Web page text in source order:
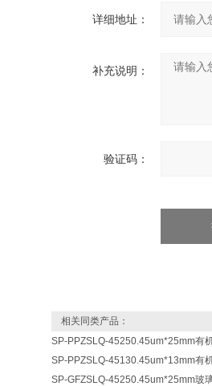
详细地址：
补充说明：
验证码：
相关同类产品：
SP-PPZSLQ-45250.45um*25mm有
SP-PPZSLQ-45130.45um*13mm有
SP-GFZSLQ-45250.45um*25mm玻